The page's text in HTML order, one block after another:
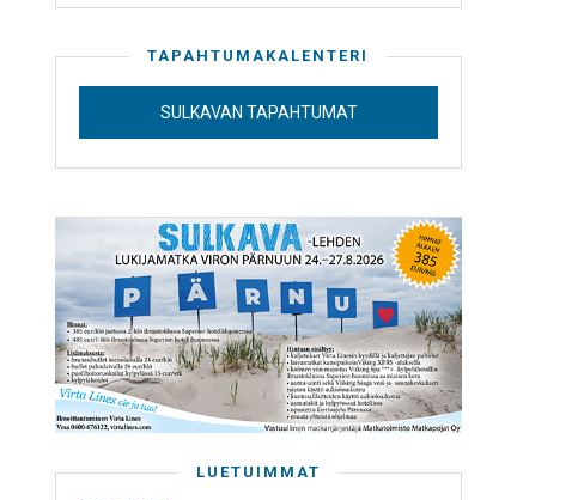
TAPAHTUMAKALENTERI
SULKAVAN TAPAHTUMAT
LUETUIMMAT